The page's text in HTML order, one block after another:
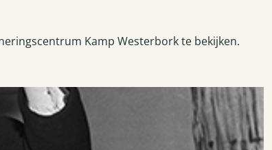
Kamp Westerbork te bekijken.